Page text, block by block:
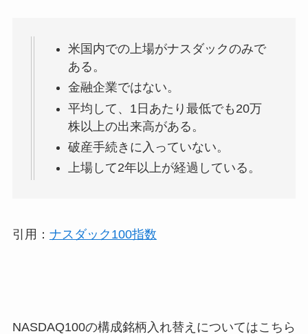
米国内での上場がナスダックのみで
ある。
金融企業ではない。
平均して、1日あたり最低でも20万
株以上の出来高がある。
破産手続きに入っていない。
上場して2年以上が経過している。
引用： ナスダック100指数
NASDAQ100の構成銘柄入れ替えについてはこちら